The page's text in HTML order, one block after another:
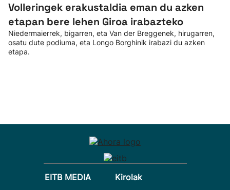
Volleringek erakustaldia eman du azken
etapan bere lehen Giroa irabazteko
Niedermaierrek, bigarren, eta Van der Breggenek, hirugarren,
osatu dute podiuma, eta Longo Borghinik irabazi du azken
etapa.
EITB MEDIA
Kirolak